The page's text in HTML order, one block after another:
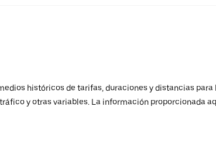
históricos de tarifas, duraciones y distancias
y otras variables. La información proporcionada